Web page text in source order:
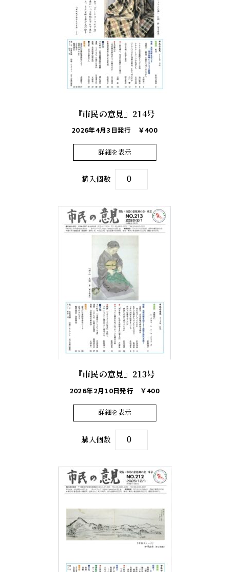
『市民の意見』214号
2026年4月3日発行 ￥400
詳細を表示
購入個数
『市民の意見』213号
2026年2月10日発行 ￥400
詳細を表示
購入個数